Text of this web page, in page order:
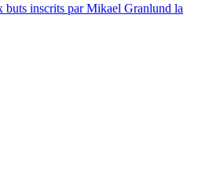
buts inscrits par Mikael Granlund la